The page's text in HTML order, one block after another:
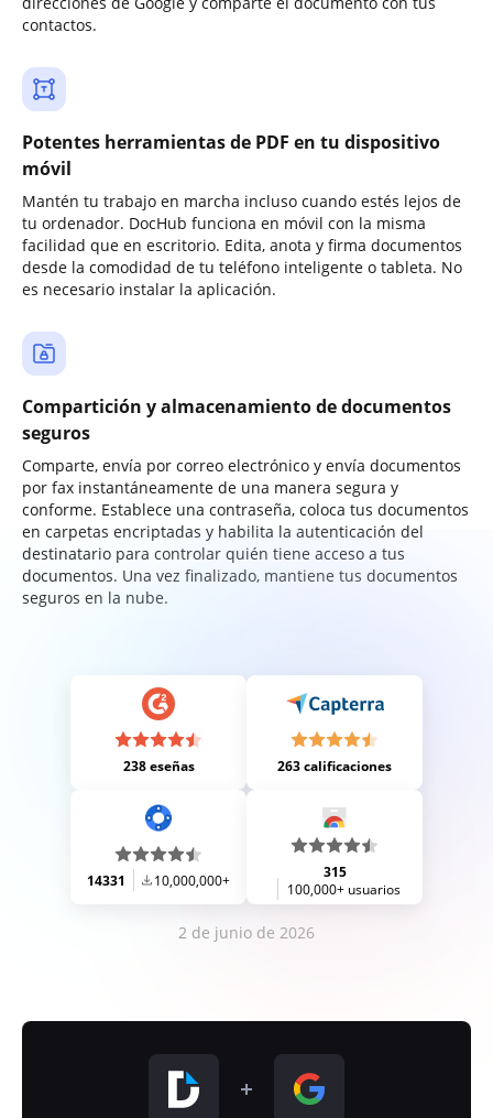
contactos.
Potentes herramientas de PDF en tu dispositivo
móvil
Mantén tu trabajo en marcha incluso cuando estés lejos de
tu ordenador. DocHub funciona en móvil con la misma
facilidad que en escritorio. Edita, anota y firma documentos
desde la comodidad de tu teléfono inteligente o tableta. No
es necesario instalar la aplicación.
Compartición y almacenamiento de documentos
seguros
Comparte, envía por correo electrónico y envía documentos
por fax instantáneamente de una manera segura y
conforme. Establece una contraseña, coloca tus documentos
en carpetas encriptadas y habilita la autenticación del
destinatario para controlar quién tiene acceso a tus
documentos. Una vez finalizado, mantiene tus documentos
seguros en la nube.
238 eseñas 263 calificaciones
14331 10,000,000+
315
100,000+ usuarios
2 de junio de 2026